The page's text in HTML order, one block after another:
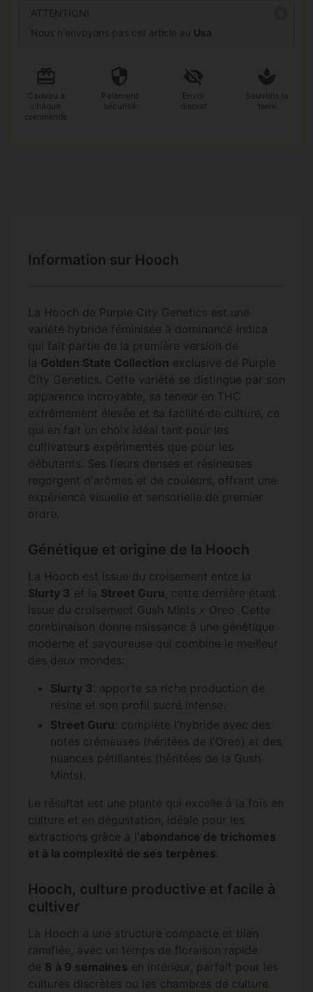
ATTENTION!
Nous n'envoyons pas cet article au Usa
Cadeau à
chaque
commande
Paiement
sécurisé
Envoi
discret
Sauvons la
terre
Information sur Hooch
La Hooch de Purple City Genetics est une
variété hybride féminisée à dominance Indica
qui fait partie de la première version de
la Golden State Collection exclusive de Purple
City Genetics. Cette variété se distingue par son
apparence incroyable, sa teneur en THC
extrêmement élevée et sa facilité de culture, ce
qui en fait un choix idéal tant pour les
cultivateurs expérimentés que pour les
débutants. Ses fleurs denses et résineuses
regorgent d'arômes et de couleurs, offrant une
expérience visuelle et sensorielle de premier
ordre.
Génétique et origine de la Hooch
La Hooch est issue du croisement entre la
Slurty 3 et la Street Guru, cette dernière étant
issue du croisement Gush Mints x Oreo. Cette
combinaison donne naissance à une génétique
moderne et savoureuse qui combine le meilleur
des deux mondes:
Slurty 3 : apporte sa riche production de
résine et son profil sucré intense.
Street Guru: complète l'hybride avec des
notes crémeuses (héritées de l'Oreo) et des
nuances pétillantes (héritées de la Gush
Mints).
Le résultat est une plante qui excelle à la fois en
culture et en dégustation, idéale pour les
extractions grâce à l' abondance de trichomes
et à la complexité de ses terpènes.
Hooch, culture productive et facile à
cultiver
La Hooch a une structure compacte et bien
ramifiée, avec un temps de floraison rapide
de 8 à 9 semaines en intérieur, parfait pour les
cultures discrètes ou les chambres de culture.